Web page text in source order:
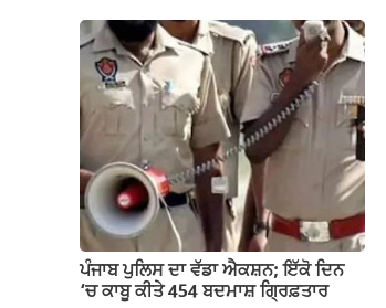
ਪੰਜਾਬ ਪੁਲਿਸ ਦਾ ਵੱਡਾ ਐਕਸ਼ਨ; ਇੱਕੋ ਦਿਨ
‘ਚ ਕਾਬੂ ਕੀਤੇ 454 ਬਦਮਾਸ਼ ਗ੍ਰਿਫ਼ਤਾਰ